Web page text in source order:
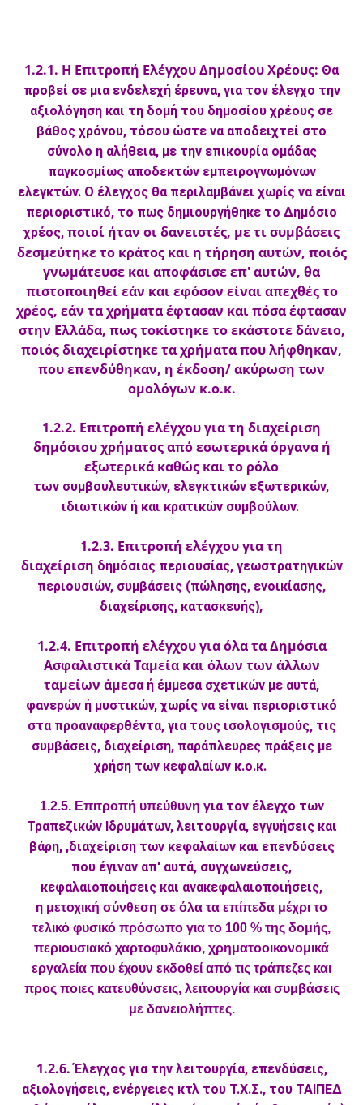
1.2.1. Η Επιτροπή Ελέγχου Δημοσίου Χρέους: Θα
προβεί σε μια ενδελεχή έρευνα, για τον έλεγχο την
αξιολόγηση και τη δομή του δημοσίου χρέους σε
βάθος χρόνου, τόσου ώστε να αποδειχτεί στο
σύνολο η αλήθεια, με την επικουρία ομάδας
παγκοσμίως αποδεκτών εμπειρογνωμόνων
ελεγκτών. Ο έλεγχος θα περιλαμβάνει χωρίς να είναι
περιοριστικό, το πως δημιουργήθηκε το Δημόσιο
χρέος, ποιοί ήταν οι δανειστές, με τι συμβάσεις
δεσμεύτηκε το κράτος και η τήρηση αυτών, ποιός
γνωμάτευσε και αποφάσισε επ' αυτών, θα
πιστοποιηθεί εάν και εφόσον είναι απεχθές το
χρέος, εάν τα χρήματα έφτασαν και πόσα έφτασαν
στην Ελλάδα, πως τοκίστηκε το εκάστοτε δάνειο,
ποιός διαχειρίστηκε τα χρήματα που λήφθηκαν,
που επενδύθηκαν, η έκδοση/ ακύρωση των
ομολόγων κ.ο.κ.
1.2.2. Επιτροπή ελέγχου για τη διαχείριση
δημόσιου χρήματος από εσωτερικά όργανα ή
εξωτερικά καθώς και το ρόλο
των συμβουλευτικών, ελεγκτικών εξωτερικών,
ιδιωτικών ή και κρατικών συμβούλων.
1.2.3. Επιτροπή ελέγχου για τη
διαχείριση δημόσιας περιουσίας, γεωστρατηγικών
περιουσιών, συμβάσεις (πώλησης, ενοικίασης,
διαχείρισης, κατασκευής),
1.2.4. Επιτροπή ελέγχου για όλα τα Δημόσια
Ασφαλιστικά Ταμεία και όλων των άλλων
ταμείων άμεσα ή έμμεσα σχετικών με αυτά,
φανερών ή μυστικών, χωρίς να είναι περιοριστικό
στα προαναφερθέντα, για τους ισολογισμούς, τις
συμβάσεις, διαχείριση, παράπλευρες πράξεις με
χρήση των κεφαλαίων κ.ο.κ.
1.2.5. Επιτροπή υπεύθυνη για τον έλεγχο των
Τραπεζικών Ιδρυμάτων, λειτουργία, εγγυήσεις και
βάρη, ,διαχείριση των κεφαλαίων και επενδύσεις
που έγιναν απ' αυτά, συγχωνεύσεις,
κεφαλαιοποιήσεις και ανακεφαλαιοποιήσεις,
η μετοχική σύνθεση σε όλα τα επίπεδα μέχρι το
τελικό φυσικό πρόσωπο για το 100 % της δομής,
περιουσιακό χαρτοφυλάκιο, χρηματοοικονομικά
εργαλεία που έχουν εκδοθεί από τις τράπεζες και
προς ποιες κατευθύνσεις, λειτουργία και συμβάσεις
με δανειολήπτες.
1.2.6.Έλεγχος για την λειτουργία, επενδύσεις,
αξιολογήσεις, ενέργειες κτλ του Τ.Χ.Σ., του ΤΑΙΠΕΔ